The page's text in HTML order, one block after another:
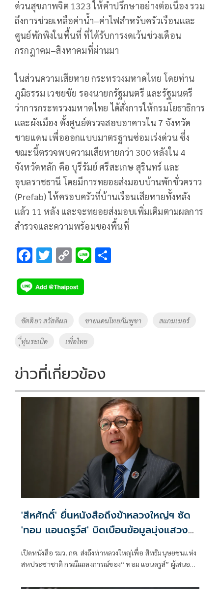
ด่วนสุขภาพจิต 1323 ให้คำปรึกษาอย่างต่อเนื่อง รวม
ถึงการช่วยเหลือค่าน้ำ–ค่าไฟสำหรับครัวเรือนและ
ศูนย์พักพิงในพื้นที่ ที่ได้รับการงดเว้นช่วงเดือน
กรกฎาคม–สิงหาคมที่ผ่านมา
ในส่วนความเสียหาย กระทรวงมหาดไทย โดยท่าน
ภูมิธรรม เวชยชัย รองนายกรัฐมนตรี และรัฐมนตรี
ว่าการกระทรวงมหาดไทย ได้สั่งการให้กรมโยธาธิการ
และผังเมือง ตั้งศูนย์ตรวจสอบอาคารใน 7 จังหวัด
ชายแดน เพื่อออกแบบมาตรฐานซ่อมเร่งด่วน ซึ่ง
ขณะนี้ตรวจพบความเสียหายกว่า 300 หลังใน 4
จังหวัดหลัก คือ บุรีรัมย์ ศรีสะเกษ สุรินทร์ และ
อุบลราชธานี โดยมีการทยอยส่งมอบบ้านพักชั่วคราว
(Prefab) ให้ครอบครัวที่บ้านเรือนเสียหายทั้งหลัง
แล้ว 11 หลัง และจะทยอยส่งมอบเพิ่มเติมตามผลการ
สำรวจและความพร้อมของพื้นที่
F
e
b
o
o
k
T
tt
er
C
p
y
n
k
Li
Tags
ขัตติยา สวัสดิผล ชายแดนไทยกัมพูชา สแกมเมอร์
ืุ่ทุ่นระเบิด เพื่อไทย
ข่าวที่เกี่ยวข้อง
'สีหศักดิ์' ยื่นหนังสือถึงข้าหลวงใหญ่ฯ ซัด
'ทอม แอนดรูว์ส' บิดเบือนข้อมูลมุ่งแสวงหา
เปิดหนังสือ รมว. กต. ส่งถึงท่าหลวงใหญ่เพื่อ สิทธิมนุษยชนแห่ง
สหประชาชาติ กรณีแถลงการณ์ของ“ ทอม แอนดรูส์” ผู้เสนอ
พาดพิงไทยด้วยข้อมูลที่ไม่ตรงกับความเป็นจริง